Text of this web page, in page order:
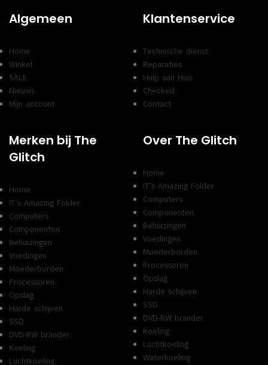
Algemeen
Home
Winkel
SALE
Nieuws
Mijn account
Klantenservice
Technische dienst
Reparaties
Hulp aan Huis
Checked
Contact
Merken bij The
Glitch
Home
IT’s Amazing Folder
Computers
Componenten
Behuizingen
Voedingen
Moederborden
Processoren
Opslag
Harde schijven
SSD
DVD-RW brander
Koeling
Luchtkoeling
Over The Glitch
Home
IT’s Amazing Folder
Computers
Componenten
Behuizingen
Voedingen
Moederborden
Processoren
Opslag
Harde schijven
SSD
DVD-RW brander
Koeling
Luchtkoeling
Waterkoeling